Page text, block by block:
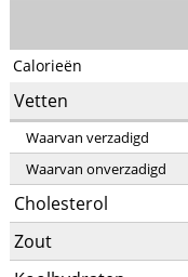
Calorieën
Vetten
Waarvan verzadigd
Waarvan onverzadigd
Cholesterol
Zout